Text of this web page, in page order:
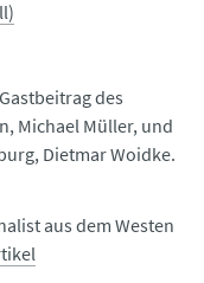
des
Michael Müller, und
Dietmar Woidke.
aus dem Westen